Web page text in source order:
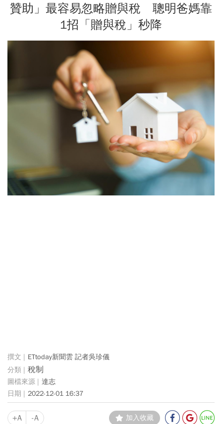
贊助」最容易忽略贈與稅 聰明爸媽靠
1招「贈與稅」秒降
ETtoday新聞雲 記者吳珍儀
稅制
達志
2022-12-01 16:37
+A -A 加入收藏